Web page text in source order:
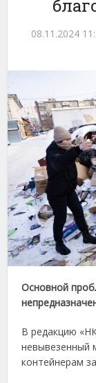
08.11.2024
Основной
В редакцию
невывезенный
контейнерам